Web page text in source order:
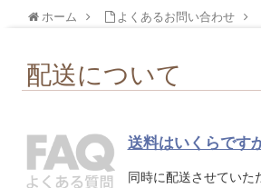
ホーム よくあるお問い合わせ
配送について
送料はいくらです
同時に配送させていた